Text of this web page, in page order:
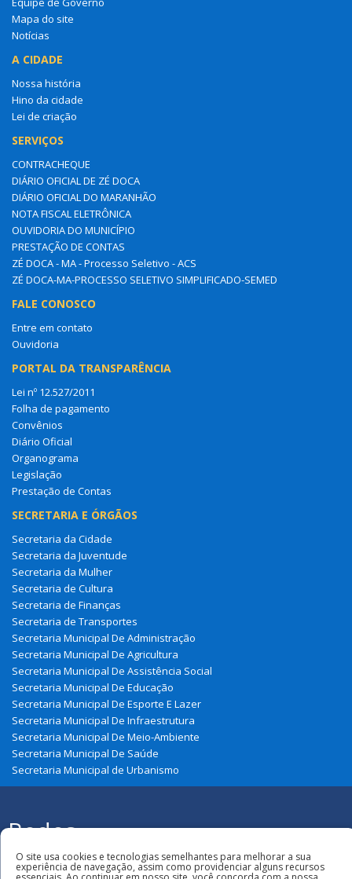
Mapa do site
Notícias
A CIDADE
Nossa história
Hino da cidade
Lei de criação
SERVIÇOS
CONTRACHEQUE
DIÁRIO OFICIAL DE ZÉ DOCA
DIÁRIO OFICIAL DO MARANHÃO
NOTA FISCAL ELETRÔNICA
OUVIDORIA DO MUNICÍPIO
PRESTAÇÃO DE CONTAS
ZÉ DOCA - MA - Processo Seletivo - ACS
ZÉ DOCA-MA-PROCESSO SELETIVO SIMPLIFICADO-SEMED
FALE CONOSCO
Entre em contato
Ouvidoria
PORTAL DA TRANSPARÊNCIA
Lei nº 12.527/2011
Folha de pagamento
Convênios
Diário Oficial
Organograma
Legislação
Prestação de Contas
SECRETARIA E ÓRGÃOS
Secretaria da Cidade
Secretaria da Juventude
Secretaria da Mulher
Secretaria de Cultura
Secretaria de Finanças
Secretaria de Transportes
Secretaria Municipal De Administração
Secretaria Municipal De Agricultura
Secretaria Municipal De Assistência Social
Secretaria Municipal De Educação
Secretaria Municipal De Esporte E Lazer
Secretaria Municipal De Infraestrutura
Secretaria Municipal De Meio-Ambiente
Secretaria Municipal De Saúde
Secretaria Municipal de Urbanismo
Redes
Sociais
Todos os direitos reservados à Prefeitura
Municipal de Zé Doca
O site usa cookies e tecnologias semelhantes para melhorar a sua
experiência de navegação, assim como providenciar alguns recursos